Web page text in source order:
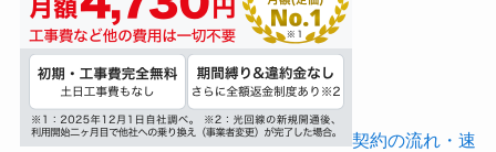
契約の流れ・速